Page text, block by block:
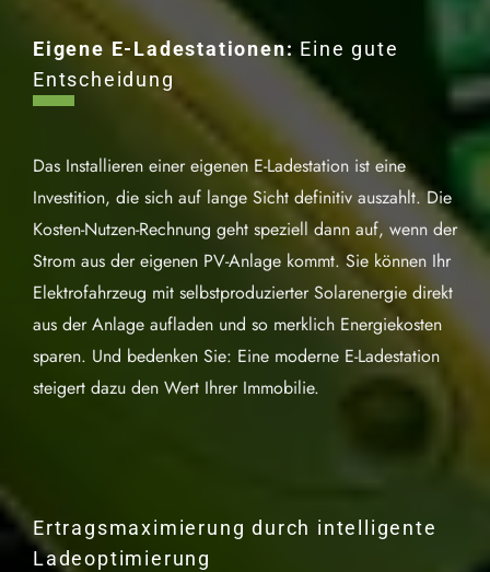
Eigene E-Ladestationen: Eine gute
Entscheidung
Das Installieren einer eigenen E-Ladestation ist eine
Investition, die sich auf lange Sicht definitiv auszahlt. Die
Kosten-Nutzen-Rechnung geht speziell dann auf, wenn der
Strom aus der eigenen PV-Anlage kommt. Sie können Ihr
Elektrofahrzeug mit selbstproduzierter Solarenergie direkt
aus der Anlage aufladen und so merklich Energiekosten
sparen. Und bedenken Sie: Eine moderne E-Ladestation
steigert dazu den Wert Ihrer Immobilie.
Ertragsmaximierung durch intelligente
Ladeoptimierung